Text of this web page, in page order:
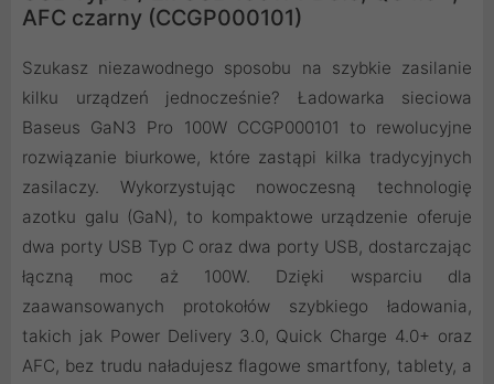
AFC czarny (CCGP000101)
Szukasz niezawodnego sposobu na szybkie zasilanie
kilku urządzeń jednocześnie? Ładowarka sieciowa
Baseus GaN3 Pro 100W CCGP000101 to rewolucyjne
rozwiązanie biurkowe, które zastąpi kilka tradycyjnych
zasilaczy. Wykorzystując nowoczesną technologię
azotku galu (GaN), to kompaktowe urządzenie oferuje
dwa porty USB Typ C oraz dwa porty USB, dostarczając
łączną moc aż 100W. Dzięki wsparciu dla
zaawansowanych protokołów szybkiego ładowania,
takich jak Power Delivery 3.0, Quick Charge 4.0+ oraz
AFC, bez trudu naładujesz flagowe smartfony, tablety, a